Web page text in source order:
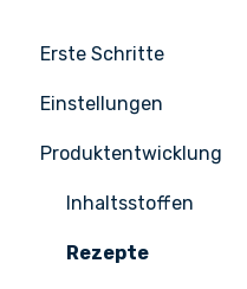
Erste Schritte
Die Grundlagen
Apicbase einrichten
Infos & Hilfe
Einstellungen
Einstellungen
Benutzerverwaltung
Produktentwicklung
Inhaltsstoffen
Rezepte